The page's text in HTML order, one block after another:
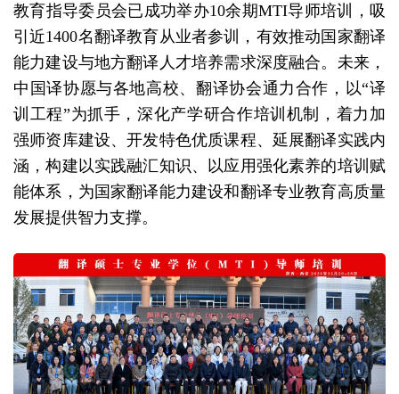
教育指导委员会已成功举办10余期MTI导师培训，吸
引近1400名翻译教育从业者参训，有效推动国家翻译
能力建设与地方翻译人才培养需求深度融合。未来，
中国译协愿与各地高校、翻译协会通力合作，以“译
训工程”为抓手，深化产学研合作培训机制，着力加
强师资库建设、开发特色优质课程、延展翻译实践内
涵，构建以实践融汇知识、以应用强化素养的培训赋
能体系，为国家翻译能力建设和翻译专业教育高质量
发展提供智力支撑。